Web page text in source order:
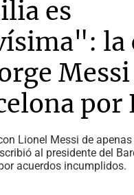
es
la
por
Lionel Messi de
al presidente del
acuerdos incumplidos.